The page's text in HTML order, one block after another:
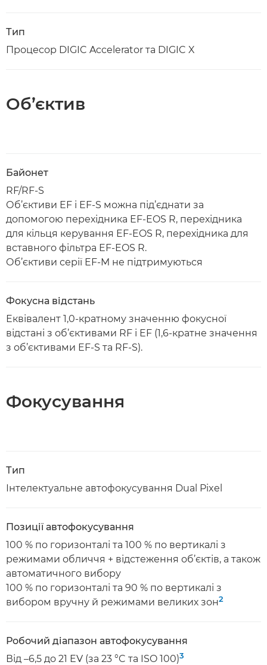
Тип
Процесор DIGIC Accelerator та DIGIC X
Об’єктив
Байонет
RF/RF-S
Об’єктиви EF і EF-S можна під’єднати за
допомогою перехідника EF-EOS R, перехідника
для кільця керування EF-EOS R, перехідника для
вставного фільтра EF-EOS R.
Об’єктиви серії EF-M не підтримуються
Фокусна відстань
Еквівалент 1,0-кратному значенню фокусної
відстані з об’єктивами RF і EF (1,6-кратне значення
з об’єктивами EF-S та RF-S).
Фокусування
Тип
Інтелектуальне автофокусування Dual Pixel
Позиції автофокусування
100 % по горизонталі та 100 % по вертикалі з
режимами обличчя + відстеження об’єктів, а також
автоматичного вибору
100 % по горизонталі та 90 % по вертикалі з
вибором вручну й режимами великих зон2
Робочий діапазон автофокусування
Від –6,5 до 21 EV (за 23 °C та ISO 100)3